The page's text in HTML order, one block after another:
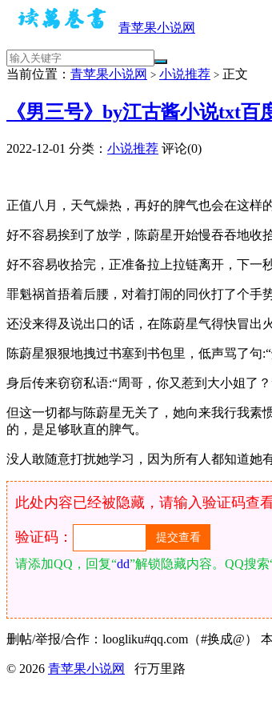
青苹果小说网
当前位置： 青苹果小说网 > 小说推荐 > 正文
《男三号》by江古酱小说txt百
2022-12-01 分类： 小说推荐 评论(0)
正值八月，天气燥热，再好的脾气也会在这
好不容易挨到了放学，陈蔚星开始慢吞吞地收
好不容易收拾完，正准备拉上拉链离开，下一
罪魁祸首捂着后腰，对着打闹的同伙打了个
还没来得及说出口的话，在陈蔚星气得快冒出
陈蔚星狠狠地拽过书塞到书包里，低声骂了句
身后传来窃窃私语:“周哥，你又惹到大小姐了
但这一切都与陈蔚星无关了，她向来我行我素
的，是足够耿直的脾气。
没人敢随意打扰她学习，因为所有人都知道她
此处内容已经被隐藏，请输入验证码查
验证码：
请添加QQ，回复“dd”解锁隐藏内容。QQ搜索
删帖/举报/合作：loogliku#qq.com（#换成@）
© 2026 青苹果小说网 行万里路